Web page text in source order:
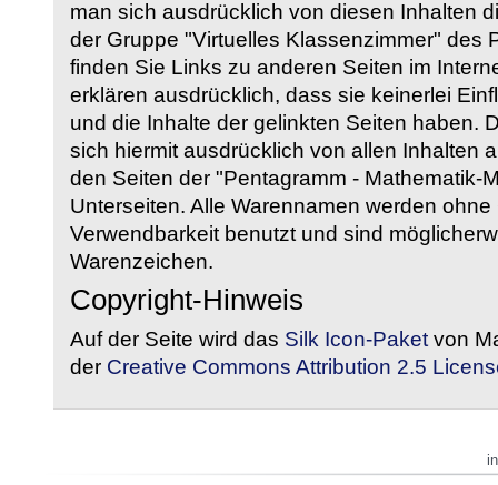
man sich ausdrücklich von diesen Inhalten
der Gruppe "Virtuelles Klassenzimmer" des
finden Sie Links zu anderen Seiten im
erklären ausdrücklich, dass sie keinerlei
und die Inhalte der gelinkten Seiten haben.
sich hiermit ausdrücklich von allen Inhalten
den Seiten der "Pentagramm - Mathematik-
Unterseiten. Alle Warennamen werden
Verwendbarkeit benutzt und sind
Warenzeichen.
Copyright-Hinweis
Auf der Seite wird das Silk Icon-Paket von
der Creative Commons Attribution 2.5